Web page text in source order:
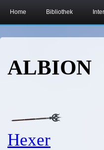
Home Bibliothek
ALBION
Hexer